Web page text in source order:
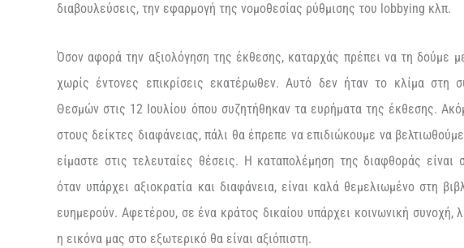
διαβουλεύσεις, την εφαρμογή της νομοθεσίας ρύθμισης του lobbying κλπ.
Όσον αφορά την αξιολόγηση της έκθεσης, καταρχάς πρέπει να τη δούμε
χωρίς έντονες επικρίσεις εκατέρωθεν. Αυτό δεν ήταν το κλίμα στη
Θεσμών στις 12 Ιουλίου όπου συζητήθηκαν τα ευρήματα της έκθεσης.
στους δείκτες διαφάνειας, πάλι θα έπρεπε να επιδιώκουμε να
είμαστε στις τελευταίες θέσεις. Η καταπολέμηση της διαφθοράς είναι
όταν υπάρχει αξιοκρατία και διαφάνεια, είναι καλά θεμελιωμένο στη
ευημερούν. Αφετέρου, σε ένα κράτος δικαίου υπάρχει κοινωνική συνοχή,
η εικόνα μας στο εξωτερικό θα είναι αξιόπιστη.